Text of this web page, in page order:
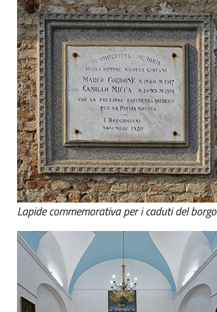
Lapide commemorativa per i caduti del borgo